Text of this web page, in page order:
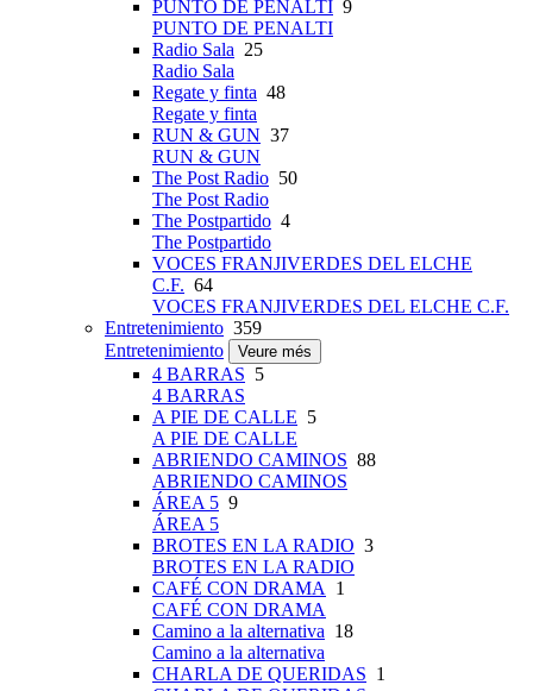
PUNTO DE PENALTI 9
PUNTO DE PENALTI
Radio Sala 25
Radio Sala
Regate y finta 48
Regate y finta
RUN & GUN 37
RUN & GUN
The Post Radio 50
The Post Radio
The Postpartido 4
The Postpartido
VOCES FRANJIVERDES DEL ELCHE
C.F. 64
VOCES FRANJIVERDES DEL ELCHE C.F.
Entretenimiento 359
Entretenimiento
Veure més
4 BARRAS 5
4 BARRAS
A PIE DE CALLE 5
A PIE DE CALLE
ABRIENDO CAMINOS 88
ABRIENDO CAMINOS
ÁREA 5 9
ÁREA 5
BROTES EN LA RADIO 3
BROTES EN LA RADIO
CAFÉ CON DRAMA
1
CAFÉ CON DRAMA
Camino a la alternativa 18
Camino a la alternativa
CHARLA DE QUERIDAS 1